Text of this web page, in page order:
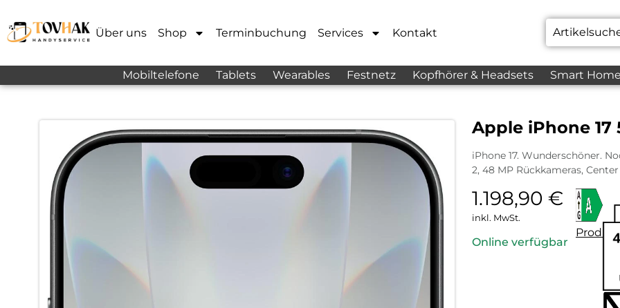
Über uns Shop Terminbuchung Services Kontakt
Mobiltelefone Tablets Wearables Festnetz Kopfhörer & Headsets Smart Home
Apple iPhone 17
iPhone 17. Wunderschöner.
2, 48 MP Rückkameras,
1.198,90 €
inkl. MwSt.
Online verfügbar